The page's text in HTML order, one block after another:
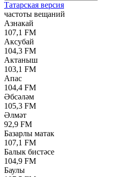
Татарская версия
частоты вещаний
Азнакай
107,1 FM
Аксубай
104,3 FM
Актаныш
103,1 FM
Апас
104,4 FM
Әбсәләм
105,3 FM
Әлмәт
92,9 FM
Базарлы матак
107,1 FM
Балык бистәсе
104,9 FM
Баулы